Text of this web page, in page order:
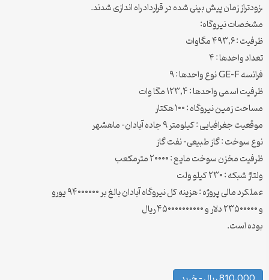
،زودتراز زمان پیش بینی شده در قرارداد راه اندازی شدند.
مشخصات نیروگاه:
ظرفیت : ۴۹۳,۶ مگاوات
تعداد واحدها : ۴
فرانسه GE-F نوع واحدها : ۹
ظرفیت اسمی واحدها : ۱۲۳,۴ مگا وات
مساحت زمین نیروگاه : ۱۰۰ هکتار
موقعیت جغرافیایی : کیلومتر ۹ جاده آبادان- ماهشهر
نوع سوخت : گاز طبیعی- نفت گاز
ظرفیت مخزن سوخت مایع : ۲۰۰۰۰ مترمکعب
ولتاژ شبکه : ۲۳۰ کیلو ولت
عملکرد مالی پروژه : هزینه کل نیروگاه آبادان بالغ بر ۹۴۰۰۰۰۰۰ یورو
و ۲۳۵۰۰۰۰۰ دلار و ۴۵۰۰۰۰۰۰۰۰۰۰ ریال
بوده است.